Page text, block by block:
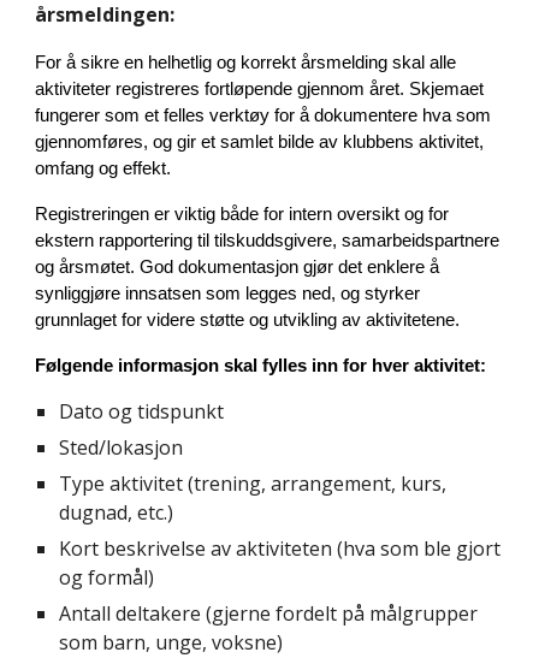
årsmeldingen:
For å sikre en helhetlig og korrekt årsmelding skal alle
aktiviteter registreres fortløpende gjennom året. Skjemaet
fungerer som et felles verktøy for å dokumentere hva som
gjennomføres, og gir et samlet bilde av klubbens aktivitet,
omfang og effekt.
Registreringen er viktig både for intern oversikt og for
ekstern rapportering til tilskuddsgivere, samarbeidspartnere
og årsmøtet. God dokumentasjon gjør det enklere å
synliggjøre innsatsen som legges ned, og styrker
grunnlaget for videre støtte og utvikling av aktivitetene.
Følgende informasjon skal fylles inn for hver aktivitet:
Dato og tidspunkt
Sted/lokasjon
Type aktivitet (trening, arrangement, kurs,
dugnad, etc.)
Kort beskrivelse av aktiviteten (hva som ble gjort
og formål)
Antall deltakere (gjerne fordelt på målgrupper
som barn, unge, voksne)